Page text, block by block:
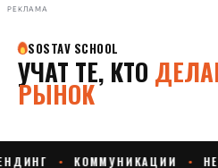
РЕКЛАМА